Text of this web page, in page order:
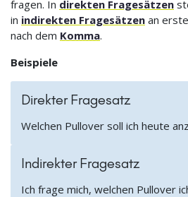
fragen. In direkten Fragesätzen
in indirekten Fragesätzen an
nach dem Komma.
Beispiele
Direkter Fragesatz
Welchen Pullover soll ich heute
Indirekter Fragesatz
Ich frage mich, welchen Pullover